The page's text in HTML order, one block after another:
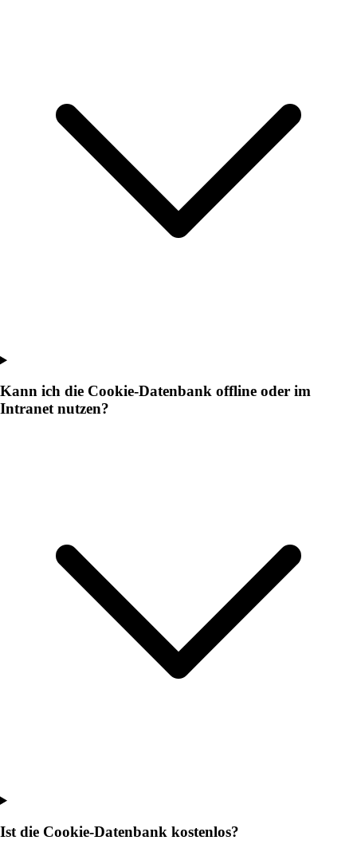
Kann ich die Cookie-Datenbank offline oder im
Intranet nutzen?
Ist die Cookie-Datenbank kostenlos?